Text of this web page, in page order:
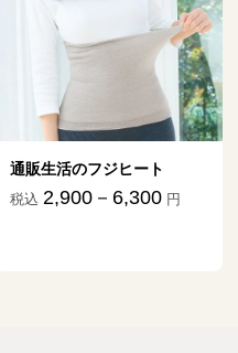
生活のフジヒート
2,900－6,300 円